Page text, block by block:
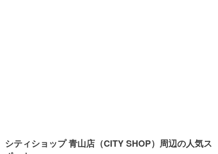
シティショップ 青山店（CITY SHOP）周辺の人気ス